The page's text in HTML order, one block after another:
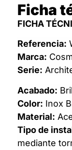
Ficha
FICHA
Referencia:
Marca:
Serie:
Acabado:
Color: Inox
Material:
Tipo de
mediante